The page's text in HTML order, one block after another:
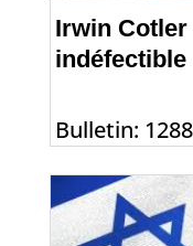
Irwin
indéfectible
Bulletin: 1288